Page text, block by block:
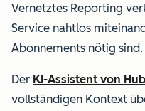
Vernetztes Reporting
Service nahtlos
Abonnements nötig sind.
Der KI-Assistent von
vollständigen Kontext